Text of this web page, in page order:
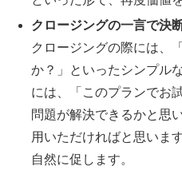
クロージングの一言で決
クロージングの際には、
か？」といったシンプル
には、「このプランでお
問題が解決できるかと思
用いただければと思いま
自然に促します。